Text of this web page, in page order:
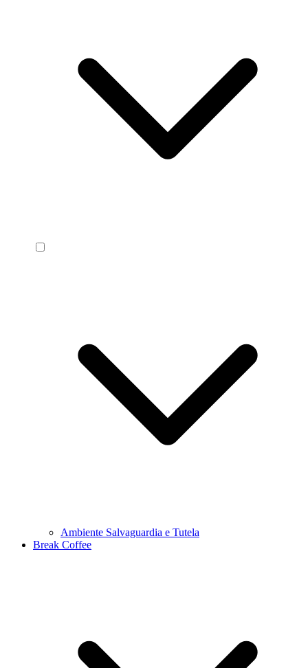
Ambiente Salvaguardia e Tutela
Break Coffee